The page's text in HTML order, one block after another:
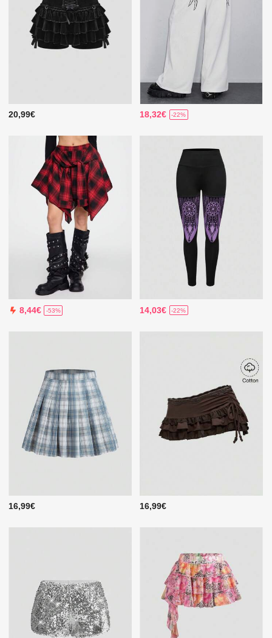
20,99€ 18,32€ -22%
8,44€ -53% 14,03€ -22%
16,99€ 16,99€